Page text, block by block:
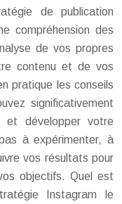
de publication
compréhension des
de vos propres
contenu et de vos
pratique les conseils
significativement
et développer votre
à expérimenter, à
vos résultats pour
objectifs. Quel est
Instagram le